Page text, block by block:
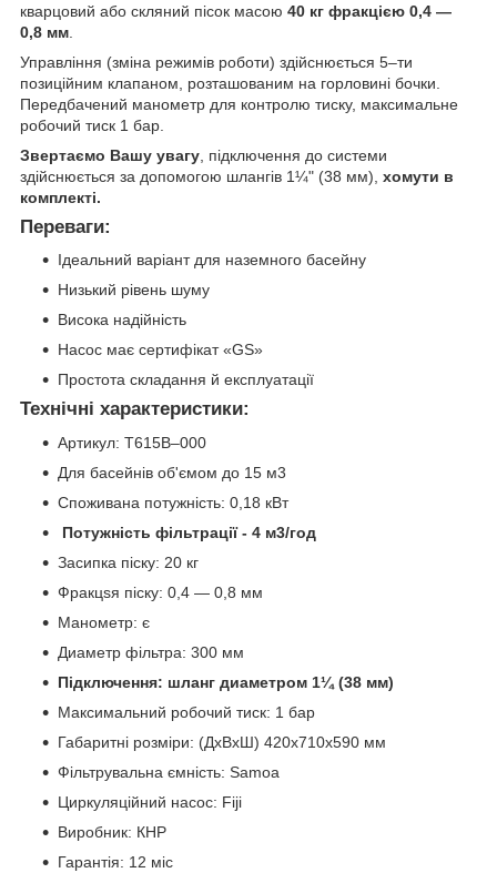
кварцовий або скляний пісок масою 40 кг фракцією 0,4 —
0,8 мм
Управління (зміна режимів роботи) здійснюється 5–ти
позиційним клапаном, розташованим на горловині бочки.
Передбачений манометр для контролю тиску, максимальне
робочий тиск 1 бар.
Звертаємо Вашу увагу , підключення до системи
здійснюється за допомогою шлангів 1¼" (38 мм), хомути в
комплекті.
Переваги:
Ідеальний варіант для наземного басейну
Низький рівень шуму
Висока надійність
Насос має сертифікат «GS»
Простота складання й експлуатації
Технічні характеристики:
Артикул: T615В–000
Для басейнів об'ємом до 15 м3
Споживана потужність: 0,18 кВт
Потужність фільтрації - 4 м3/год
Засипка піску: 20 кг
Фракцsя піску: 0,4 — 0,8 мм
Манометр: є
Диаметр фільтра: 300 мм
Підключення: шланг диаметром 1¼ (38 мм)
Максимальний робочий тиск: 1 бар
Габаритні розміри: (ДхВхШ) 420х710х590 мм
Фільтрувальна ємність: Samoa
Циркуляційний насос: Fiji
Виробник: КНР
Гарантія: 12 міс